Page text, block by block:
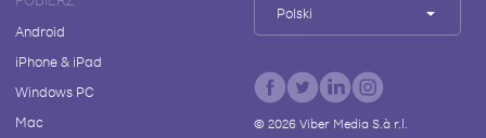
Android
iPhone & iPad
Windows PC
Mac
Polski
© 2026Viber Media S.à r.l.